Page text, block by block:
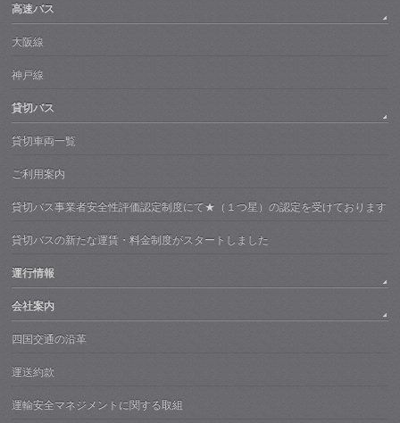
高速バス
大阪線
神戸線
貸切バス
貸切車両一覧
ご利用案内
貸切バス事業者安全性評価認定制度にて★（１つ星）の認定を受けております
貸切バスの新たな運賃・料金制度がスタートしました
運行情報
会社案内
四国交通の沿革
運送約款
運輸安全マネジメントに関する取組